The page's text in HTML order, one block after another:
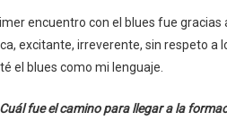
encuentro con el blues fue
excitante, irreverente, sin respeto a
el blues como mi lenguaje.
fue el camino para llegar a la